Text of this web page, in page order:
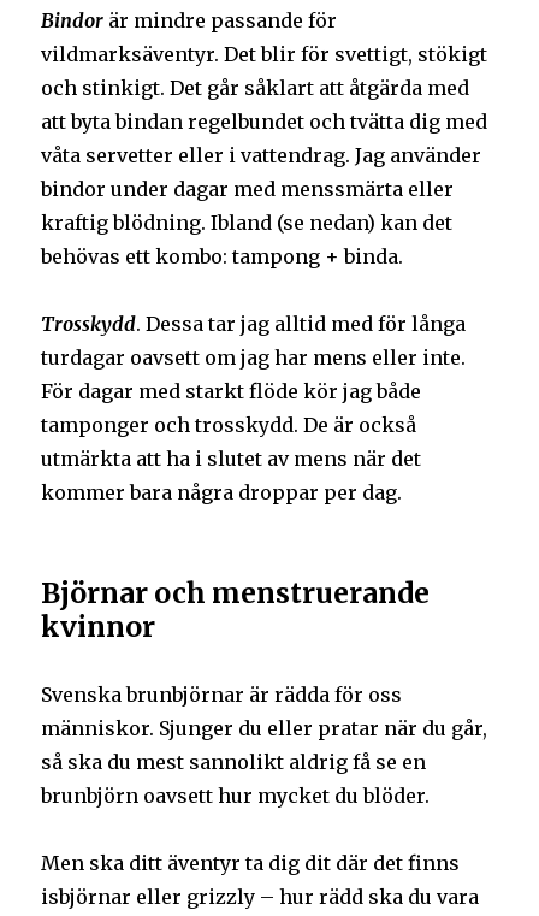
Bindor är mindre passande för
vildmarksäventyr. Det blir för svettigt, stökigt
och stinkigt. Det går såklart att åtgärda med
att byta bindan regelbundet och tvätta dig med
våta servetter eller i vattendrag. Jag använder
bindor under dagar med menssmärta eller
kraftig blödning. Ibland (se nedan) kan det
behövas ett kombo: tampong + binda.
Trosskydd. Dessa tar jag alltid med för långa
turdagar oavsett om jag har mens eller inte.
För dagar med starkt flöde kör jag både
tamponger och trosskydd. De är också
utmärkta att ha i slutet av mens när det
kommer bara några droppar per dag.
Björnar och menstruerande
kvinnor
Svenska brunbjörnar är rädda för oss
människor. Sjunger du eller pratar när du går,
så ska du mest sannolikt aldrig få se en
brunbjörn oavsett hur mycket du blöder.
Men ska ditt äventyr ta dig dit där det finns
isbjörnar eller grizzly – hur rädd ska du vara